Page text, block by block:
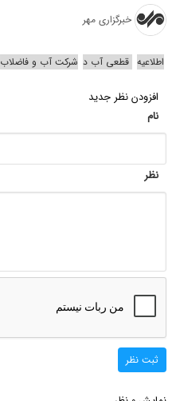
خبرگزاری مهر
اطلاعیه قطعی آب د شرکت آب و فاضلاب
افزودن نظر جدید
نام
نظر
ثبت نظر